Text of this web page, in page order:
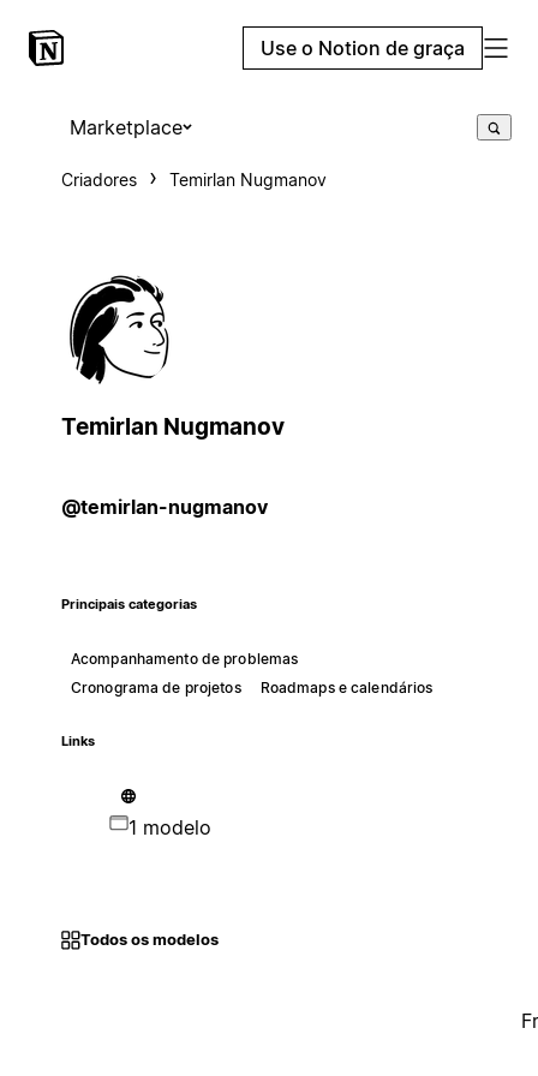
Use o Notion de graça
Marketplace
Criadores Temirlan Nugmanov
Temirlan Nugmanov
@temirlan-nugmanov
Principais categorias
Acompanhamento de problemas
Cronograma de projetos
Roadmaps e calendários
Links
1 modelo
Todos os modelos